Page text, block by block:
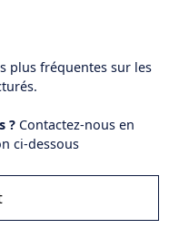
plus fréquentes sur les
? Contactez-nous en
ci-dessous